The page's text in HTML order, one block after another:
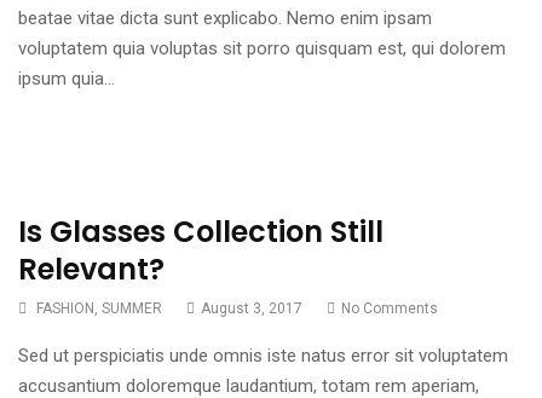
beatae vitae dicta sunt explicabo. Nemo enim ipsam
voluptatem quia voluptas sit porro quisquam est, qui dolorem
ipsum quia…
Is Glasses Collection Still
Relevant?
FASHION SUMMER August 3, 2017 No Comments
Sed ut perspiciatis unde omnis iste natus error sit voluptatem
accusantium doloremque laudantium, totam rem aperiam,